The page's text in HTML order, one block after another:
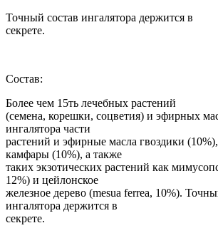
Точный состав ингалятора держится в
секрете.
Состав:
Более чем 15ть лечебных растений
(семена, корешки, соцветия) и эфирных
ингалятора части
растений и эфирные масла гвоздики
камфары (10%), а также
таких экзотических растений как
12%) и цейлонское
железное дерево (mesua ferrea, 10%).
ингалятора держится в
секрете.